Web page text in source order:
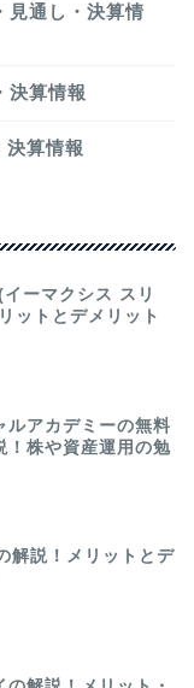
見通し・決算情
決算情報
算情報
ーマクシス スリ
ットとデメリット
ルアカデミーの無料
！株や資産運用の勉
解説！メリットとデ